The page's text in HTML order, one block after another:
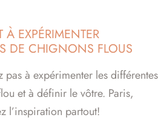
EXPÉRIMENTER
DE CHIGNONS FLOUS
pas à expérimenter les différentes
et à définir le vôtre. Paris,
l’inspiration partout!